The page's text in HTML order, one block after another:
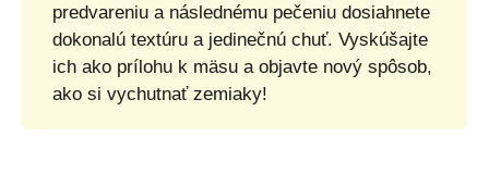
predvareniu a následnému pečeniu dosiahnete
dokonalú textúru a jedinečnú chuť. Vyskúšajte
ich ako prílohu k mäsu a objavte nový spôsob,
ako si vychutnať zemiaky!